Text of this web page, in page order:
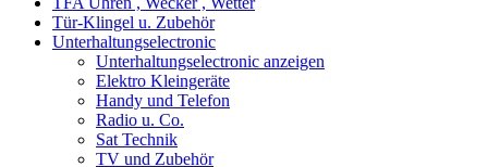
Tür-Klingel u. Zubehör
Unterhaltungselectronic
Unterhaltungselectronic anzeigen
Elektro Kleingeräte
Handy und Telefon
Radio u. Co.
Sat Technik
TV und Zubehör